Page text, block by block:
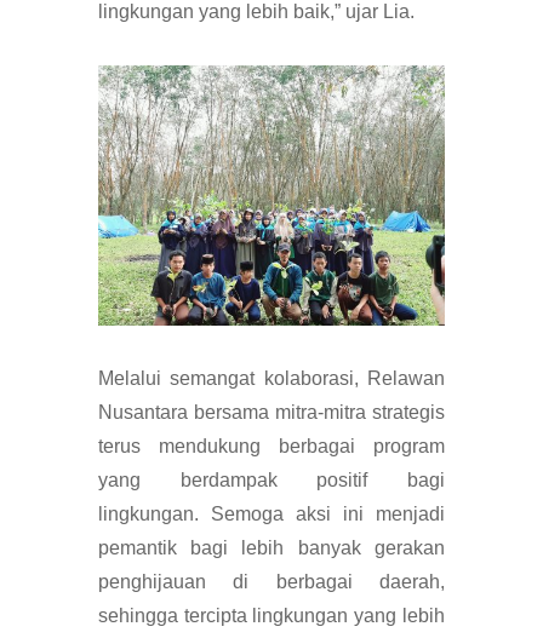
lingkungan yang lebih baik,” ujar Lia.
Melalui semangat kolaborasi, Relawan
Nusantara bersama mitra-mitra strategis
terus mendukung berbagai program
yang berdampak positif bagi
lingkungan. Semoga aksi ini menjadi
pemantik bagi lebih banyak gerakan
penghijauan di berbagai daerah,
sehingga tercipta lingkungan yang lebih